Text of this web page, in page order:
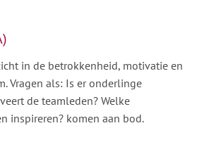
in de betrokkenheid, motivatie en
Vragen als: Is er onderlinge
de teamleden? Welke
inspireren? komen aan bod.